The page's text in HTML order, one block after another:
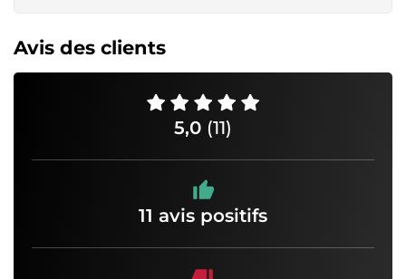
Avis des clients
5,0 (11)
11 avis positifs